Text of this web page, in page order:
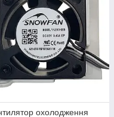
охолодження